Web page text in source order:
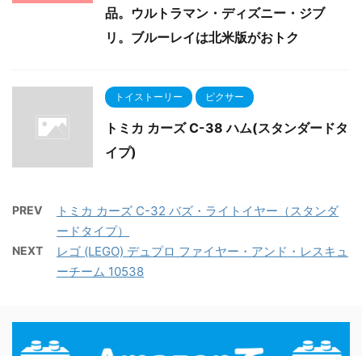
品。ウルトラマン・ディズニー・ジブ
リ。ブルーレイは北米版がおトク
トイストーリー ピクサー
トミカ カーズ C-38 ハム(スタンダードタ
イプ)
PREV
トミカ カーズ C-32 バズ・ライトイヤー（スタンダ
ードタイプ）
NEXT
レゴ (LEGO) デュプロ ファイヤー・アンド・レスキュ
ーチーム 10538